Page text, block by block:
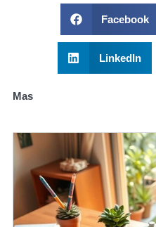
Facebook
LinkedIn
Mas